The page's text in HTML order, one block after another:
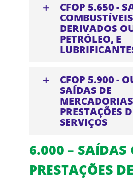
CFOP 5.650 -
DERIVADOS
PETRÓLEO, E
CFOP 5.900 -
SAÍDAS DE
PRESTAÇÕES
SERVIÇOS
6.000 – SAÍDAS
PRESTAÇÕES DE